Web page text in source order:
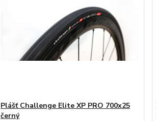
Plášť Challenge Elite XP PRO 700x25
černý